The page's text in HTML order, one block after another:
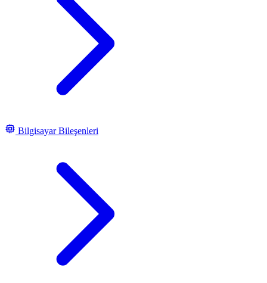
Bilgisayar Bileşenleri